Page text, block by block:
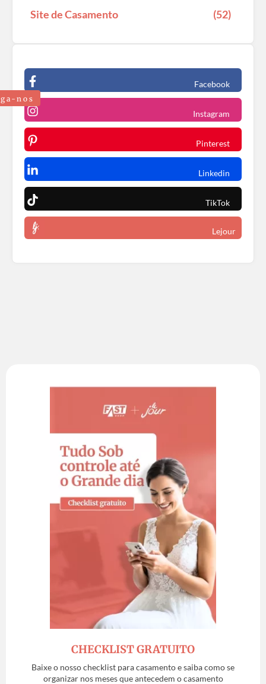
Site de Casamento
(52)
nos
Facebook
Instagram
Pinterest
Linkedin
TikTok
Lejour
CHECKLIST GRATUITO
Baixe o nosso checklist para casamento e saiba como se
organizar nos meses que antecedem o casamento